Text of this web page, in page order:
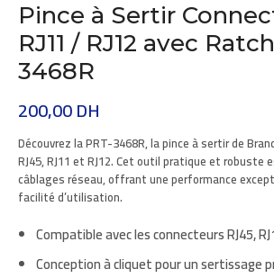
Pince à Sertir
RJ11 / RJ12 avec
3468R
200,00DH
Découvrez laPRT-3468R, la pince à sertir de
RJ45, RJ11 et RJ12. Cet outil pratique et robuste
câblages réseau, offrant une performance
facilité d’utilisation.
Compatible avec les connecteurs RJ45,
Conception à cliquet pour un sertissage